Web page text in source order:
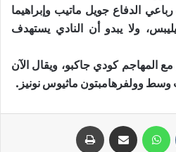
الدفاع جويل ماتيب وإبراهيما
ولا يبدو أن النادي يستهدف
المهاجم كودي جاكبو، ويقال الآن
وسط وولفرهامبتون ماثيوس نونيز .
واتساب